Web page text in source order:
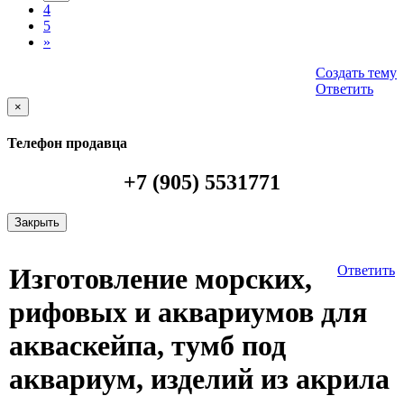
4
5
»
Создать тему
Ответить
×
Телефон продавца
+7 (905) 5531771
Закрыть
Ответить
Изготовление морских,
рифовых и аквариумов для
акваскейпа, тумб под
аквариум, изделий из акрила